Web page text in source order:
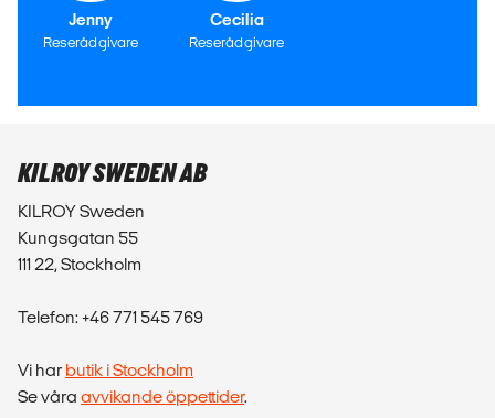
Jenny
Reserådgivare
Cecilia
Reserådgivare
KILROY SWEDEN AB
KILROY Sweden
Kungsgatan 55
111 22, Stockholm
Telefon: +46 771 545 769
Vi har butik i Stockholm
Se våra avvikande öppettider.